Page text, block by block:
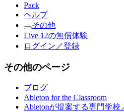
Pack
ヘルプ
その他
Live 12の無償体験
ログイン／登録
その他のページ
ブログ
Ableton for the Classroom
Abletonが提案する専門学